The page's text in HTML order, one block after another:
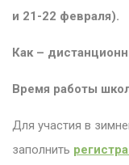
и 21-22 февраля).
Как –
Время работы
Для участия в
заполнить